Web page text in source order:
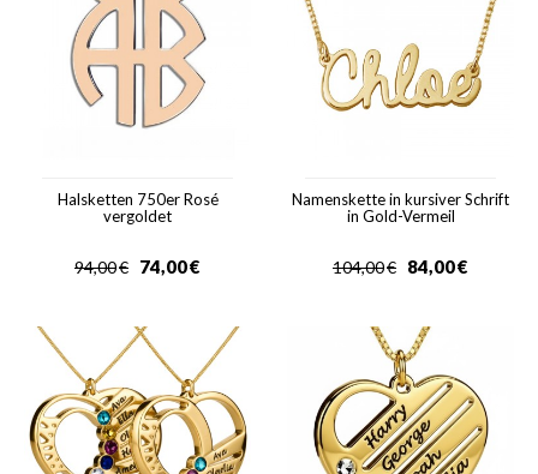
Halsketten 750er Rosé
vergoldet
€
94,00 €
74,00
Namenskette in kursiver Schrift
in Gold-Vermeil
€
104,00 €
84,00